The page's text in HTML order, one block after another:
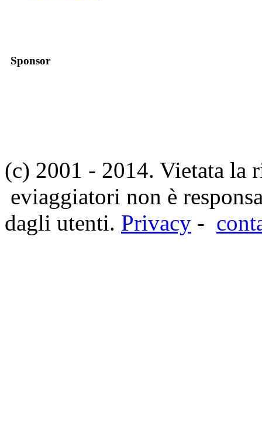
Sponsor
(c) 2001 - 2014. Vietata la
eviaggiatori non è
dagli utenti. Privacy -